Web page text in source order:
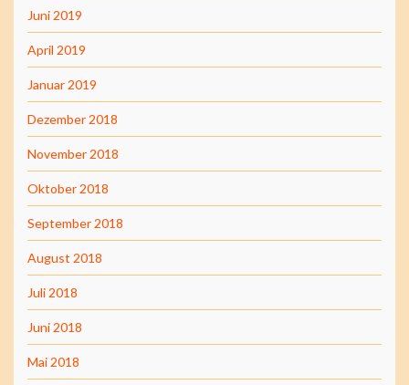
Juni 2019
April 2019
Januar 2019
Dezember 2018
November 2018
Oktober 2018
September 2018
August 2018
Juli 2018
Juni 2018
Mai 2018